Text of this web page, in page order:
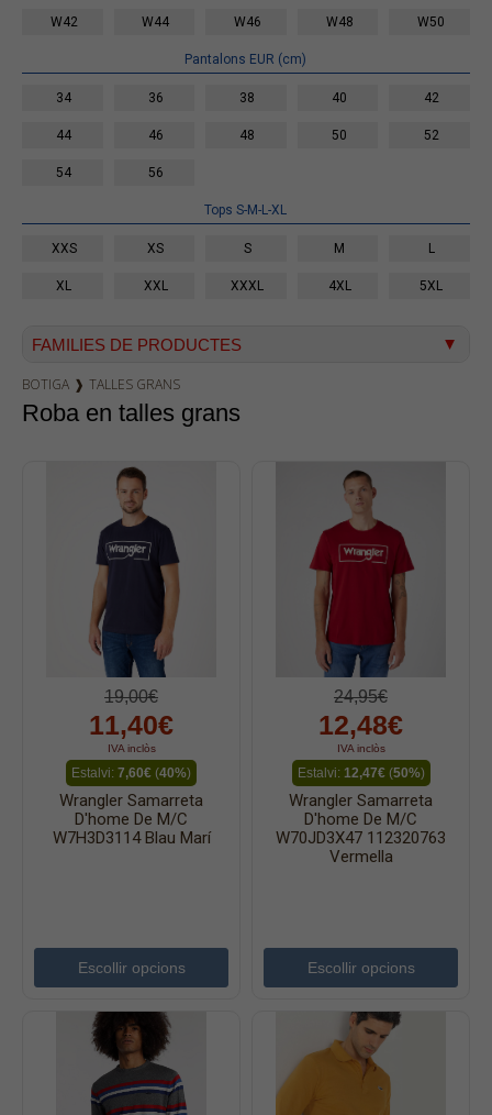
W42 W44 W46 W48 W50
Pantalons EUR (cm)
34 36 38 40 42
44 46 48 50 52
54 56
Tops S-M-L-XL
XXS XS S M L
XL XXL XXXL 4XL 5XL
FAMILIES DE PRODUCTES
Texà home
Texà dona
Pana home
Samarretes
Bermudes
Dessuadores
Camises
Bosses
Vestits
Faldilles
Jerseis
Cinturons
Bufandes i mocadors
Calçat
Gavardina estiu home
Gavardina hivern home
BOTIGA ❱ TALLES GRANS
Roba en talles grans
19,00€
11,40€
IVA inclòs
Estalvi: 7,60€ (40%)
Wrangler Samarreta
D'home De M/c
W7H3D3114 Blau Marí
Escollir opcions
24,95€
12,48€
IVA inclòs
Estalvi: 12,47€(50%)
Wrangler Samarreta
D'home De M/c
W70JD3X47 112320763
Vermella
Escollir opcions